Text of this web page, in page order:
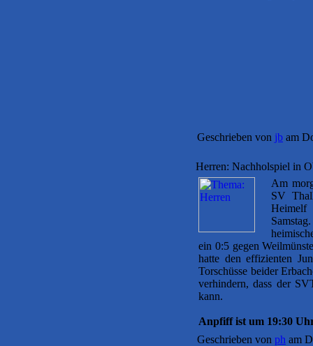
Geschrieben von jb am
Herren: Nachholspiel in
Am
SV
Heimelf
ein 0:5 gegen
hatte den effizienten
Torschüsse beider
verhindern, dass der
kann.
Anpfiff ist um 19:30
Geschrieben von ph am